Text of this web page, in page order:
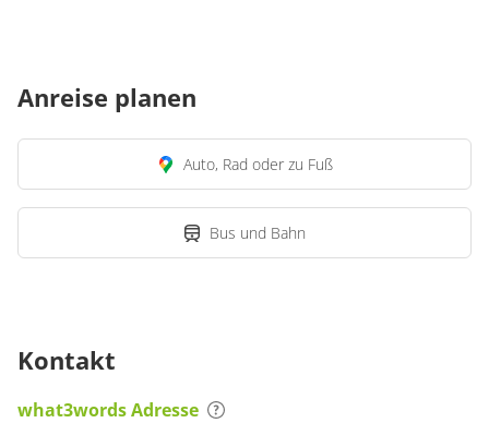
Anreise planen
Auto, Rad oder zu Fuß
Bus und Bahn
Kontakt
what3words Adresse